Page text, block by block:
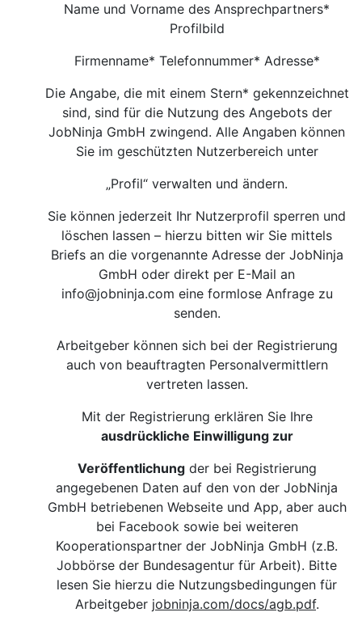
Name und Vorname des Ansprechpartners*
Profilbild
Firmenname* Telefonnummer* Adresse*
Die Angabe, die mit einem Stern* gekennzeichnet
sind, sind für die Nutzung des Angebots der
JobNinja GmbH zwingend. Alle Angaben können
Sie im geschützten Nutzerbereich unter
„Profil“ verwalten und ändern.
Sie können jederzeit Ihr Nutzerprofil sperren und
löschen lassen – hierzu bitten wir Sie mittels
Briefs an die vorgenannte Adresse der JobNinja
GmbH oder direkt per E-Mail an
info@jobninja.com eine formlose Anfrage zu
senden.
Arbeitgeber können sich bei der Registrierung
auch von beauftragten Personalvermittlern
vertreten lassen.
Mit der Registrierung erklären Sie Ihre
ausdrückliche Einwilligung zur
Veröffentlichung der bei Registrierung
angegebenen Daten auf den von der JobNinja
GmbH betriebenen Webseite und App, aber auch
bei Facebook sowie bei weiteren
Kooperationspartner der JobNinja GmbH (z.B.
Jobbörse der Bundesagentur für Arbeit). Bitte
lesen Sie hierzu die Nutzungsbedingungen für
Arbeitgeber jobninja.com/docs/agb.pdf.